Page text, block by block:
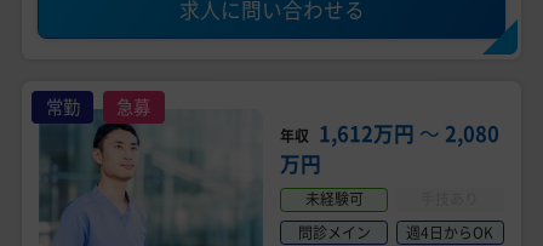
求人に問い合わせる
常勤 急募
年収 1,612万円 〜 2,080
万円
未経験可
問診メイン
週4日からOK